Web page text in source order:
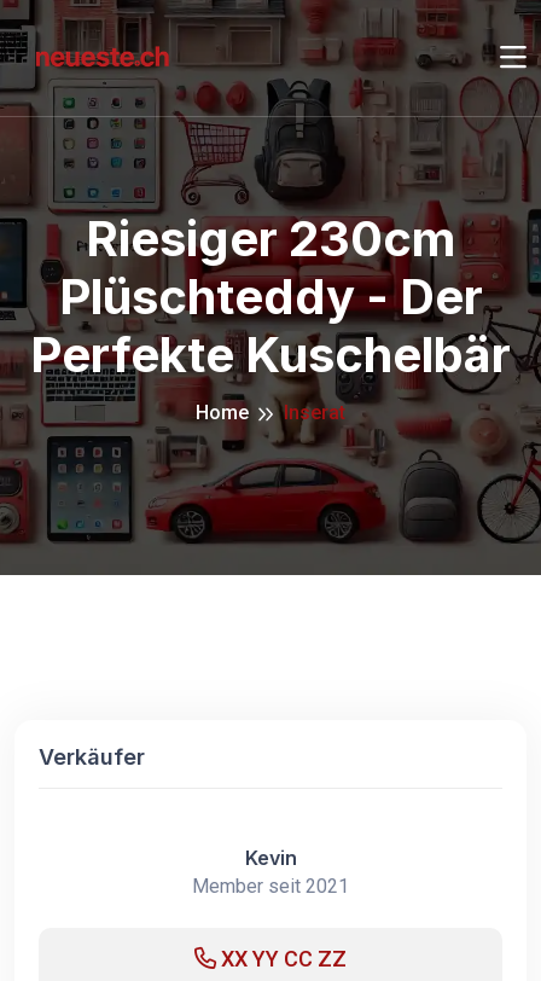
Riesiger 230cm
Plüschteddy - Der
Perfekte Kuschelbär
Home Inserat
Verkäufer
Kevin
Member seit 2021
XX YY CC ZZ